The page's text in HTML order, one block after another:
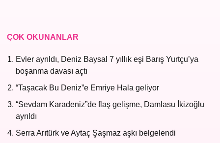
ÇOK OKUNANLAR
Evler ayrıldı, Deniz Baysal 7 yıllık eşi Barış Yurtçu’ya
boşanma davası açtı
“Taşacak Bu Deniz”e Emriye Hala geliyor
“Sevdam Karadeniz”de flaş gelişme, Damlasu İkizoğlu
ayrıldı
Serra Arıtürk ve Aytaç Şaşmaz aşkı belgelendi